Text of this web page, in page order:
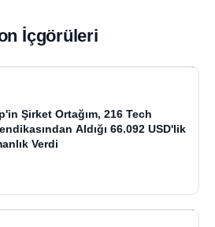
İçgörüleri
Şirket Ortağım, 216 Tech
Aldığı 66.092 USD'lik
Verdi